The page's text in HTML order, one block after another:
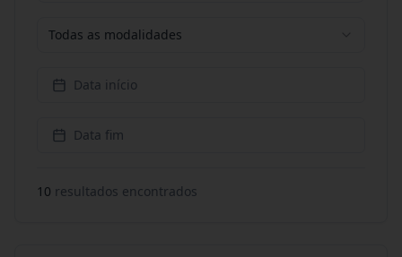
Todas as modalidades
Data início
Data fim
10 resultados encontrados